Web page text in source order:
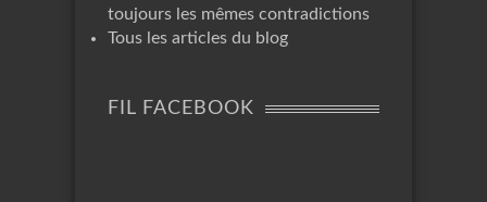
toujours les mêmes contradictions
Tous les articles du blog
FIL FACEBOOK